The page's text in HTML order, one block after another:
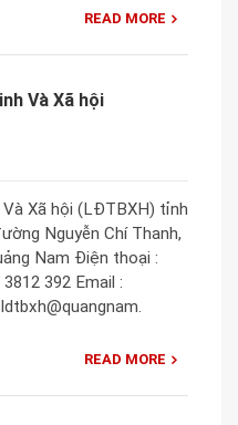
READ MORE
Và Xã hội
Xã hội (LĐTBXH) tỉnh
Nguyễn Chí Thanh,
Nam Điện thoại :
392 Email :
READ MORE